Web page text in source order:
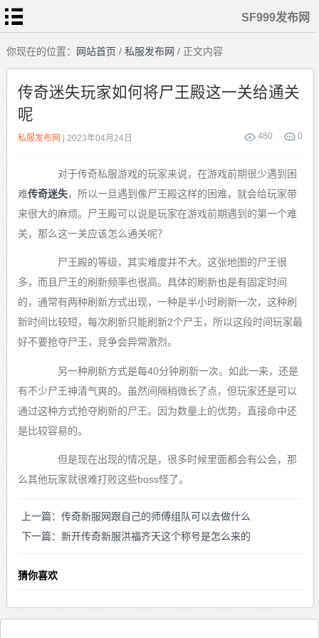
SF999发布网
首
页
新
开
传
奇
合
击
传
奇
私
服
发
布
网
1.76
复
古
你现在的位置：网站首页/私服发布网/ 正文内容
传奇迷失玩家如何将尸王殿这一关给通关
呢
480 0
私服发布网 | 2023年04月24日
对于传奇私服游戏的玩家来说，在游戏前期很少遇到困
难传奇迷失，所以一旦遇到像尸王殿这样的困难，就会给玩家带
来很大的麻烦。尸王殿可以说是玩家在游戏前期遇到的第一个难
关，那么这一关应该怎么通关呢？
尸王殿的等级，其实难度并不大。这张地图的尸王很
多，而且尸王的刷新频率也很高。具体的刷新也是有固定时间
的，通常有两种刷新方式出现，一种是半小时刷新一次，这种刷
新时间比较短，每次刷新只能刷新2个尸王，所以这段时间玩家最
好不要抢夺尸王，竞争会异常激烈。
另一种刷新方式是每40分钟刷新一次。如此一来，还是
有不少尸王神清气爽的。虽然间隔稍微长了点，但玩家还是可以
通过这种方式抢夺刷新的尸王。因为数量上的优势，直接命中还
是比较容易的。
但是现在出现的情况是，很多时候里面都会有公会，那
么其他玩家就很难打败这些boss怪了。
上一篇：传奇新服网跟自己的师傅组队可以去做什么
下一篇：新开传奇新服洪福齐天这个称号是怎么来的
猜你喜欢